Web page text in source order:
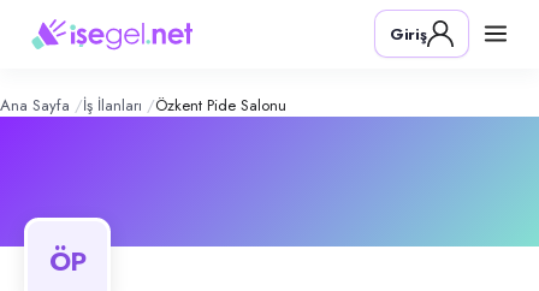
Pide Salonu – Şirket Profili
Konum:
Özkent Pide Salonu, Antalya Aksu Pınarlı Anfaş karşısında hizmet
Moto Kurye
Giriş
Ana Sayfa İş İlanları Özkent Pide Salonu
ÖP